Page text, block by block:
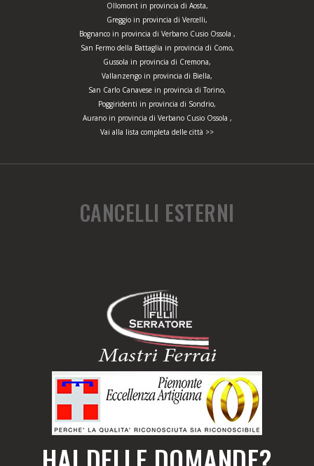
Ollomont in provincia di Aosta,
Greggio in provincia di Vercelli,
Bognanco in provincia di Verbano Cusio Ossola ,
San Fermo della Battaglia in provincia di Como,
Gussola in provincia di Cremona,
Vallanzengo in provincia di Biella,
San Carlo Canavese in provincia di Torino,
Poggiridenti in provincia di Sondrio,
Aurano in provincia di Verbano Cusio Ossola ,
Vai alla lista completa delle città >>
CANCELLI ESTERNI